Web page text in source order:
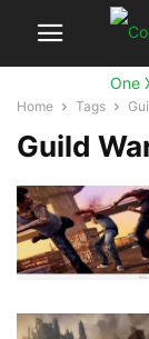
Home Tags
Guild